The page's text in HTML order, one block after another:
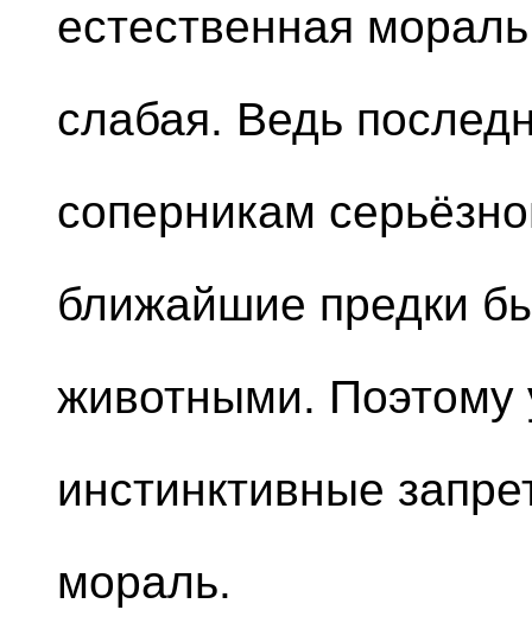
естественная
слабая. Ведь
соперникам
ближайшие предки
животными. Поэтому
инстинктивные
мораль.